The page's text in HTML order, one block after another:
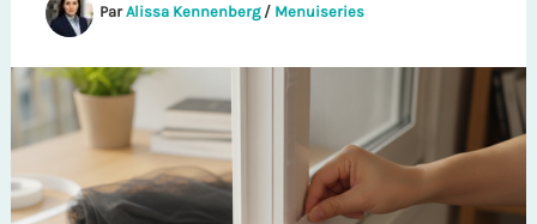
ParAlissa Kennenberg / Menuiseries